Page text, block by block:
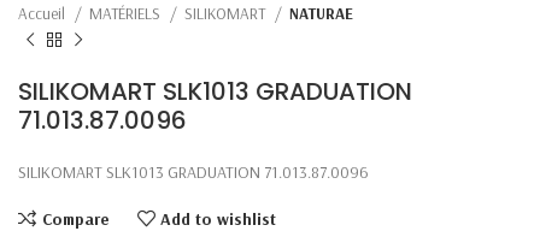
Accueil MATÉRIELS SILIKOMART NATURAE
SILIKOMART SLK1013 GRADUATION
71.013.87.0096
SILIKOMART SLK1013 GRADUATION 71.013.87.0096
Compare Add to wishlist